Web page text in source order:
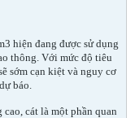
hiện đang được sử dụng
thông. Với mức độ tiêu
sớm cạn kiệt và nguy cơ
báo.
cát là một phần quan